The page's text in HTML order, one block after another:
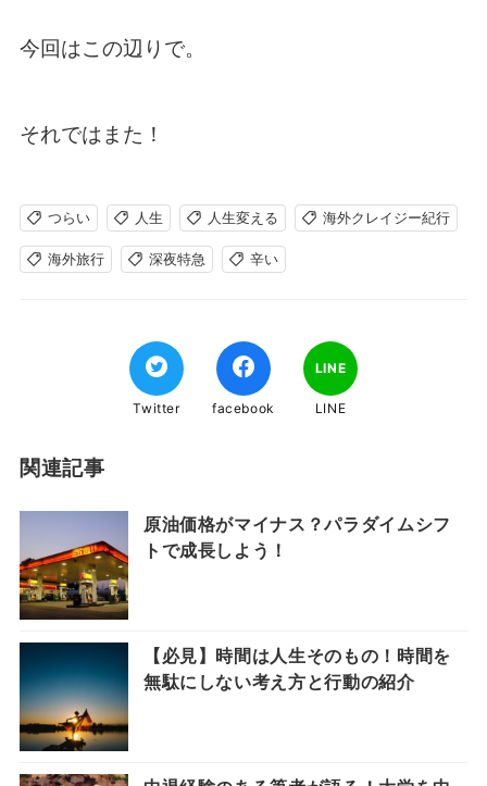
今回はこの辺りで。
それではまた！
つらい 人生 人生変える 海外クレイジー紀行
海外旅行 深夜特急 辛い
Twitter facebook
LINE
LINE
関連記事
原油価格がマイナス？パラダイムシフ
トで成長しよう！
【必見】時間は人生そのもの！時間を
無駄にしない考え方と行動の紹介